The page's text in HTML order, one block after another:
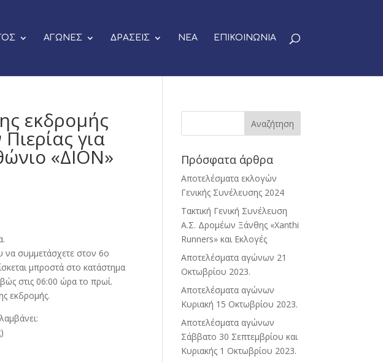
ΑΓΩΝΕΣ ΔΡΑΣΕΙΣ ΝΕΑ ΕΠΙΚΟΙΝΩΝΙΑ
εκδρομής
για
«ΔΙΟΝ»
να συμμετάσχετε στον 6ο
μπροστά στο κατάστημα
στις 06:00 ώρα το πρωί.
εκδρομής.
Πρόσφατα άρθρα
Αποτελέσματα εκλογών
Γενικής Συνέλευσης 2024
Τακτική Γενική Συνέλευση
Α.Σ. Δρομέων Ξάνθης «Xanthi
Runners» και Εκλογές
Αποτελέσματα αγώνων 21
Οκτωβρίου 2023.
Αποτελέσματα αγώνων
Κυριακή 15 Οκτωβρίου 2023.
Αποτελέσματα αγώνων
Σάββατο 30 Σεπτεμβρίου και
Κυριακής 1 Οκτωβρίου 2023.